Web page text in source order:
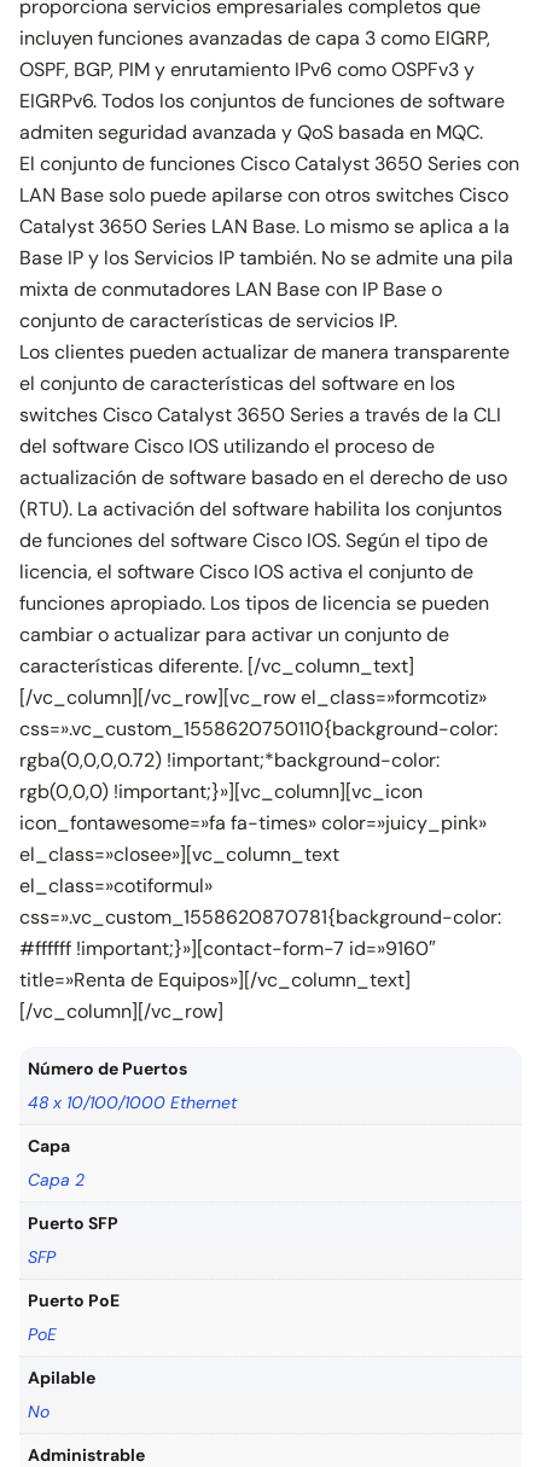
proporciona servicios empresariales completos que
incluyen funciones avanzadas de capa 3 como EIGRP,
OSPF, BGP, PIM y enrutamiento IPv6 como OSPFv3 y
EIGRPv6. Todos los conjuntos de funciones de software
admiten seguridad avanzada y QoS basada en MQC.
El conjunto de funciones Cisco Catalyst 3650 Series con
LAN Base solo puede apilarse con otros switches Cisco
Catalyst 3650 Series LAN Base. Lo mismo se aplica a la
Base IP y los Servicios IP también. No se admite una pila
mixta de conmutadores LAN Base con IP Base o
conjunto de características de servicios IP.
Los clientes pueden actualizar de manera transparente
el conjunto de características del software en los
switches Cisco Catalyst 3650 Series a través de la CLI
del software Cisco IOS utilizando el proceso de
actualización de software basado en el derecho de uso
(RTU). La activación del software habilita los conjuntos
de funciones del software Cisco IOS. Según el tipo de
licencia, el software Cisco IOS activa el conjunto de
funciones apropiado. Los tipos de licencia se pueden
cambiar o actualizar para activar un conjunto de
características diferente. [/vc_column_text]
[/vc_column][/vc_row][vc_row el_class=»formcotiz»
css=».vc_custom_1558620750110{background-color:
rgba(0,0,0,0.72) !important;*background-color:
rgb(0,0,0) !important;}»][vc_column][vc_icon
icon_fontawesome=»fa fa-times» color=»juicy_pink»
el_class=»closee»][vc_column_text
el_class=»cotiformul»
css=».vc_custom_1558620870781{background-color:
#ffffff !important;}»][contact-form-7 id=»9160″
title=»Renta de Equipos»][/vc_column_text]
[/vc_column][/vc_row]
Número de Puertos
48 x 10/100/1000 Ethernet
Capa
Capa 2
Puerto SFP
SFP
Puerto PoE
PoE
Apilable
No
Administrable